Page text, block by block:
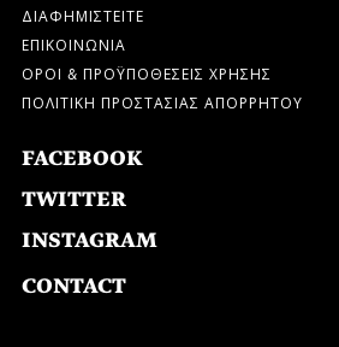
ΔΙΑΦΗΜΙΣΤΕΙΤΕ
ΕΠΙΚΟΙΝΩΝΙΑ
ΟΡΟΙ & ΠΡΟΫΠΟΘΕΣΕΙΣ ΧΡΗΣΗΣ
ΠΟΛΙΤΙΚΗ ΠΡΟΣΤΑΣΙΑΣ ΑΠΟΡΡΗΤΟΥ
FACEBOOK
TWITTER
INSTAGRAM
CONTACT